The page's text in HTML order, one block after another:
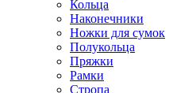
Кольца
Наконечники
Ножки для сумок
Полукольца
Пряжки
Рамки
Стропа